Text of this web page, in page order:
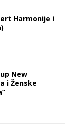
Harmonije i
New
i Ženske